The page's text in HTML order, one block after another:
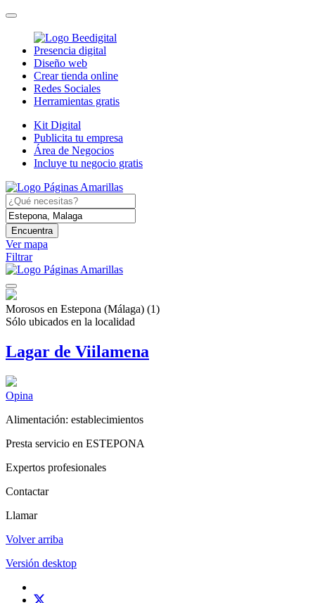
Presencia digital
Diseño web
Crear tienda online
Redes Sociales
Herramientas gratis
Kit Digital
Publicita tu empresa
Área de Negocios
Incluye tu negocio gratis
Encuentra
Ver mapa
Filtrar
Morosos en Estepona (Málaga) (1)
Sólo ubicados en la localidad
Lagar de Viilamena
Opina
Alimentación: establecimientos
Presta servicio en ESTEPONA
Expertos profesionales
Contactar
Llamar
Volver arriba
Versión desktop